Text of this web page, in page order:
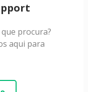
procura?
aqui para